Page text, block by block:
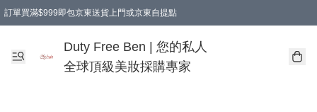
訂單買滿$999即包京東送貨上門或京東自提點
Duty Free Ben | 您的私人
全球頂級美妝採購專家